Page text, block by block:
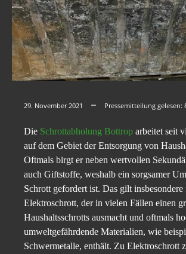
29. November 2021 Pressemitteilung gelesen:
Die Schrottabholung Bottrop arbeitet seit
auf dem Gebiet der Entsorgung von
Oftmals birgt er neben wertvollen
auch Giftstoffe, weshalb ein sorgsamer
Schrott gefordert ist. Das gilt insbesondere
Elektroschrott, der in vielen Fällen einen
Haushaltsschrotts ausmacht und oftmals
umweltgefährdende Materialien, wie
Schwermetalle, enthält. Zu Elektroschrott